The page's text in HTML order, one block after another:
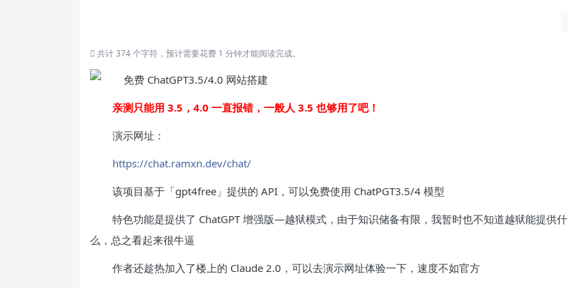
共计 374 个字符，预计需要花费 1 分钟才能阅读完成。
亲测只能用 3.5，4.0 一直报错，一般人 3.5 也够用了吧！
演示网址：
https://chat.ramxn.dev/chat/
该项目基于「gpt4free」提供的 API，可以免费使用 ChatPGT3.5/4 模型
特色功能是提供了 ChatGPT 增强版—越狱模式，由于知识储备有限，我暂时也不知道越狱能提供什
么，总之看起来很牛逼
作者还趁热加入了楼上的 Claude 2.0，可以去演示网址体验一下，速度不如官方